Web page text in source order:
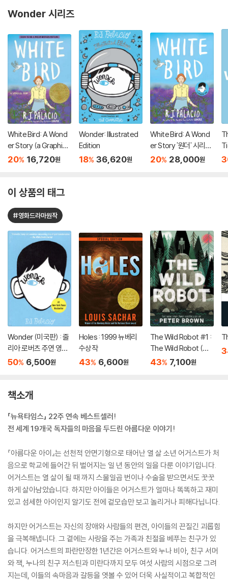
Wonder 시리즈
White Bird: A Wond
er Story (a Graphic
Novel)
20% 16,720원
Wonder: Illustrated
Edition
18% 36,620원
White Bird: A Wond
er Story '원더' 시리즈
다섯번째 책
20% 28,000원
이 상품의 태그
#영화드라마원작
Wonder (미국판) : 줄
리아 로버츠 주연 영화
'원더' 원작 소설
50% 6,500원
Holes : 1999 뉴베리
수상작
43% 6,600원
The Wild Robot #1 :
The Wild Robot (미
국판)
43% 7,100원
책소개
「뉴욕타임스」 22주 연속 베스트셀러!
전 세계 19개국 독자들의 마음을 두드린 아름다운 이야기!
『아름다운 아이』는 선천적 안면기형으로 태어난 열 살 소년 어거스트가 처
음으로 학교에 들어간 뒤 벌어지는 일 년 동안의 일을 다룬 이야기입니다.
어거스트는 열 살이 될 때 까지 스물일곱 번이나 수술을 받으면서도 꿋꿋
하게 살아남았습니다. 하지만 아이들은 어거스트가 얼마나 똑똑하고 재미
있고 섬세한 아이인지 알기도 전에 겉모습만 보고 놀리거나 피해다닙니다.
하지만 어거스트는 자신의 장애와 사람들의 편견, 아이들의 끈질긴 괴롭힘
을 극복해냅니다. 그 곁에는 사랑을 주는 가족과 친절을 베푸는 친구가 있
습니다. 어거스트의 파란만장한 1년간은 어거스트와 누나 비아, 친구 서머
와 잭, 누나의 친구 저스틴과 미란다까지 모두 여섯 사람의 시점으로 그려
지는데, 이들의 속마음과 갈등을 엿볼 수 있어 더욱 사실적이고 복합적인